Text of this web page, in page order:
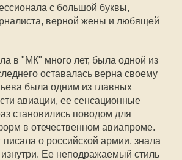
с большой буквы,
верной жены и любящей
в "МК" много лет, была одной из
оставалась верна своему
была одним из главных
авиации, ее сенсационные
становились поводом для
в отечественном авиапроме.
писала о российской армии, знала
Ее неподражаемый стиль